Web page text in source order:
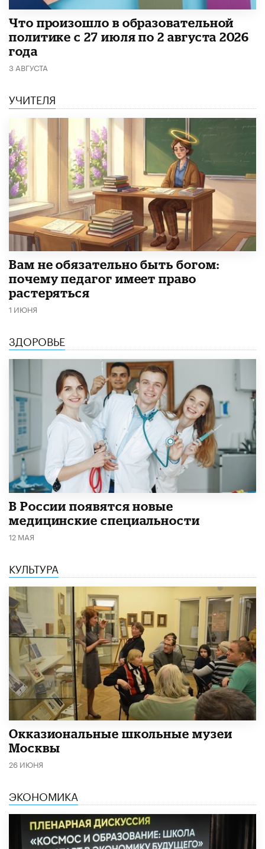
​Что произошло в образовательной
политике с 27 июля по 2 августа 2026
года
3 АВГУСТА
УЧИТЕЛЯ
​Вам не обязательно быть богом:
почему педагог имеет право
растеряться
1 ИЮНЯ
ЗДОРОВЬЕ
В России появятся новые
медицинские специальности
12 МАЯ
КУЛЬТУРА
​Окказиональные школьные музеи
Москвы
26 ИЮНЯ
ЭКОНОМИКА